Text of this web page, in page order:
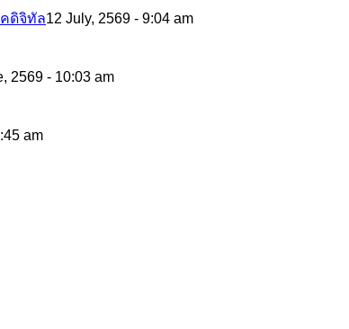
ดิจิทัล12 July, 2569 - 9:04 am
2569 - 10:03 am
am